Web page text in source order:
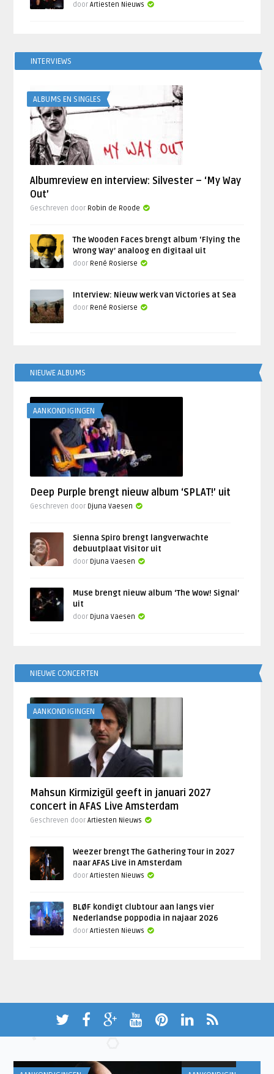
doorArtiesten Nieuws
INTERVIEWS
ALBUMS EN SINGLES
Albumreview en interview: Silvester – ‘My Way
Out’
Geschreven door Robin de Roode
The Wooden Faces brengt album ‘Flying the
Wrong Way’ analoog en digitaal uit
door René Rosierse
Interview: Nieuw werk van Victories at Sea
door René Rosierse
NIEUWE ALBUMS
AANKONDIGINGEN
Deep Purple brengt nieuw album ‘SPLAT!’ uit
Geschreven door Djuna Vaesen
Sienna Spiro brengt langverwachte
debuutplaat Visitor uit
door Djuna Vaesen
Muse brengt nieuw album ‘The Wow! Signal’
uit
door Djuna Vaesen
NIEUWE CONCERTEN
AANKONDIGINGEN
Mahsun Kirmizigül geeft in januari 2027
concert in AFAS Live Amsterdam
Geschreven doorArtiesten Nieuws
Weezer brengt The Gathering Tour in 2027
naar AFAS Live in Amsterdam
doorArtiesten Nieuws
BLØF kondigt clubtour aan langs vier
Nederlandse poppodia in najaar 2026
doorArtiesten Nieuws